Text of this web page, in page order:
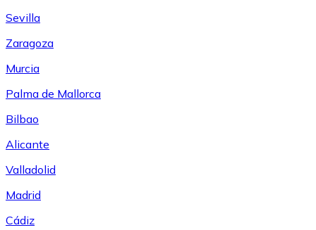
Sevilla
Zaragoza
Murcia
Palma de Mallorca
Bilbao
Alicante
Valladolid
Madrid
Cádiz